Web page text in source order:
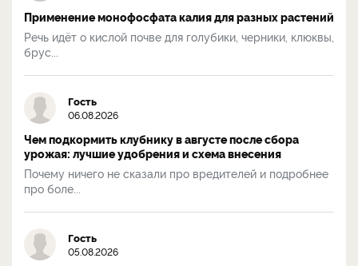
Применение монофосфата калия для разных растений
Речь идёт о кислой почве для голубики, черники, клюквы,
брус...
Гость
06.08.2026
Чем подкормить клубнику в августе после сбора
урожая: лучшие удобрения и схема внесения
Почему ничего не сказали про вредителей и подробнее
про боле...
Гость
05.08.2026